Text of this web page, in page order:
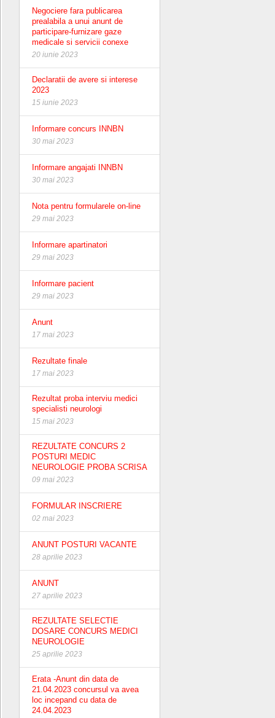
Negociere fara publicarea
prealabila a unui anunt de
participare-furnizare gaze
medicale si servicii conexe
20 iunie 2023
Declaratii de avere si interese
2023
15 iunie 2023
Informare concurs INNBN
30 mai 2023
Informare angajati INNBN
30 mai 2023
Nota pentru formularele on-line
29 mai 2023
Informare apartinatori
29 mai 2023
Informare pacient
29 mai 2023
Anunt
17 mai 2023
Rezultate finale
17 mai 2023
Rezultat proba interviu medici
specialisti neurologi
15 mai 2023
REZULTATE CONCURS 2
POSTURI MEDIC
NEUROLOGIE PROBA SCRISA
09 mai 2023
FORMULAR INSCRIERE
02 mai 2023
ANUNT POSTURI VACANTE
28 aprilie 2023
ANUNT
27 aprilie 2023
REZULTATE SELECTIE
DOSARE CONCURS MEDICI
NEUROLOGIE
25 aprilie 2023
Erata -Anunt din data de
21.04.2023 concursul va avea
loc incepand cu data de
24.04.2023